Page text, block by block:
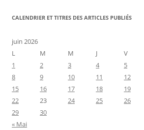
CALENDRIER ET TITRES DES ARTICLES PUBLIÉS
juin 2026
L
M M J V
1
2 3 4 5
8
9 10 11 12
15
16 17 18 19
22
23 24 25 26
29
30
« Mai